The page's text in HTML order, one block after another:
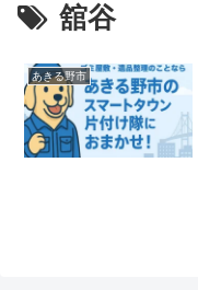
舘谷
あきる野市